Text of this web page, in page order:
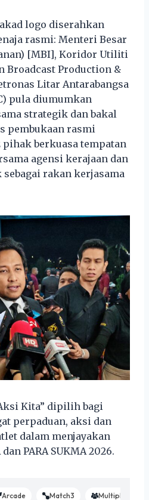
logo diserahkan
rasmi: Menteri Besar
[MBI], Koridor Utiliti
Broadcast Production &
Litar Antarabangsa
pula diumumkan
strategik dan bakal
pembukaan rasmi
pihak berkuasa tempatan
agensi kerajaan dan
rakan kerjasama
Kita” dipilih bagi
perpaduan, aksi dan
dalam menjayakan
PARA SUKMA 2026.